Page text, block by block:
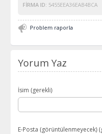
FIRMA ID: 5455EEA36EAB4BCA
Problem raporla
Yorum Yaz
İsim (gerekli)
E-Posta (görüntülenmeyecek)